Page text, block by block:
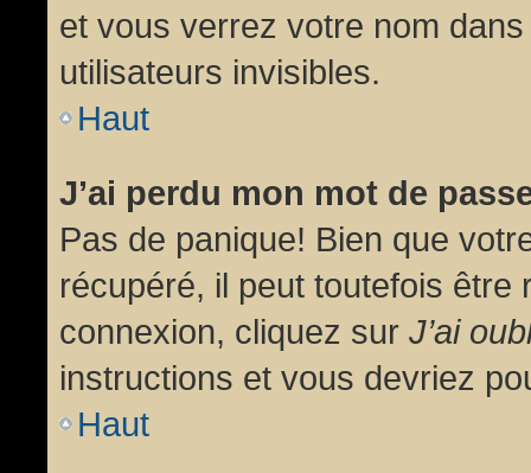
et vous verrez votre nom
utilisateurs invisibles.
Haut
J’ai perdu mon mot de
Pas de panique! Bien que
récupéré, il peut toutefois être
connexion, cliquez sur J’ai
instructions et vous devriez
Haut